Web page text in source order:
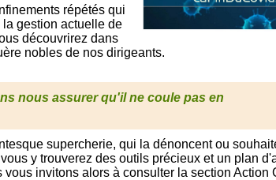
répétés qui
gestion actuelle de
découvrirez dans
nobles de nos dirigeants.
nous assurer qu'il ne coule pas en
supercherie, qui la dénoncent ou
y trouverez des outils précieux et un plan
invitons alors à consulter la section Action